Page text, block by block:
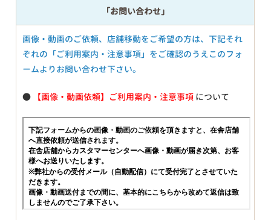
「お問い合わせ」
画像・動画のご依頼、店舗移動をご希望の方は、下記それ
ぞれの「ご利用案内・注意事項」をご確認のうえこのフォ
ームよりお問い合わせ下さい。
● 【画像・動画依頼】ご利用案内・注意事項 について